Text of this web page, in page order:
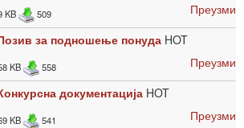
KB 509
Преузми
за подношење понуда HOT
KB 558
Преузми
документација HOT
KB 541
Преузми